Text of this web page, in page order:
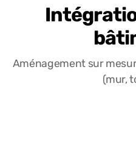
Aménagement sur
(mur,